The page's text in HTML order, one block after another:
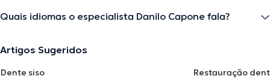
Quais idiomas o especialista Danilo Capone fala?
Artigos Sugeridos
Dente siso
Restauração